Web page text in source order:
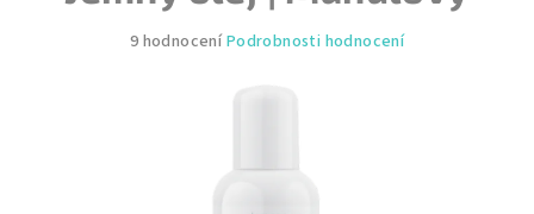
Průměrné
9 hodnoceníPodrobnosti hodnocení